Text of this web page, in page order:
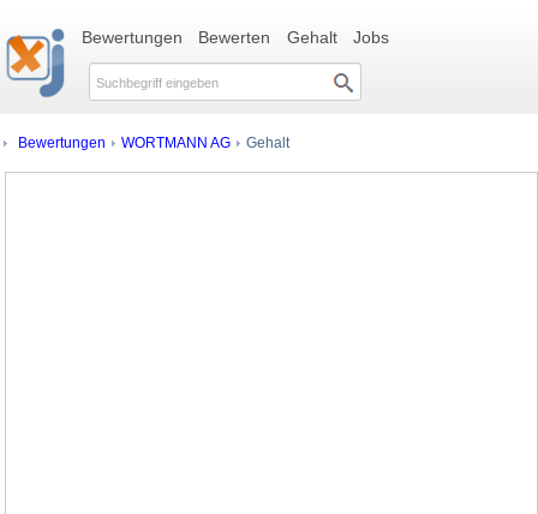
Bewertungen Bewerten Gehalt Jobs
Bewertungen WORTMANN AG Gehalt